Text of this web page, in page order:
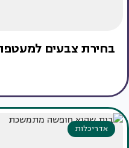
בחירת צבעים
אדריכלות